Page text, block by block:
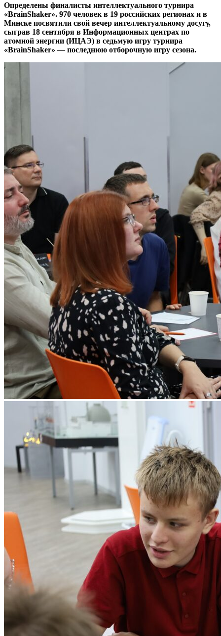
Определены финалисты интеллектуального турнира
«BrainShaker». 970 человек в 19 российских регионах и в
Минске посвятили свой вечер интеллектуальному досугу,
сыграв 18 сентября в Информационных центрах по
атомной энергии (ИЦАЭ) в седьмую игру турнира
«BrainShaker» — последнюю отборочную игру сезона.